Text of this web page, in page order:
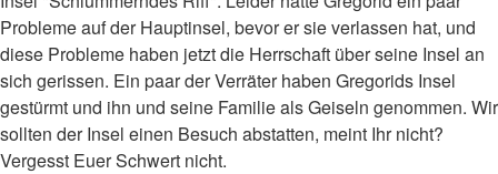
Probleme auf der Hauptinsel, bevor er sie verlassen hat, und
diese Probleme haben jetzt die Herrschaft über seine Insel an
sich gerissen. Ein paar der Verräter haben Gregorids Insel
gestürmt und ihn und seine Familie als Geiseln genommen. Wir
sollten der Insel einen Besuch abstatten, meint Ihr nicht?
Vergesst Euer Schwert nicht.